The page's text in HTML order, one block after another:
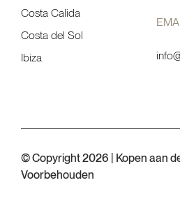
Costa Calida
Costa del Sol
Ibiza
© Copyright 2026 | Kopen aan
Voorbehouden